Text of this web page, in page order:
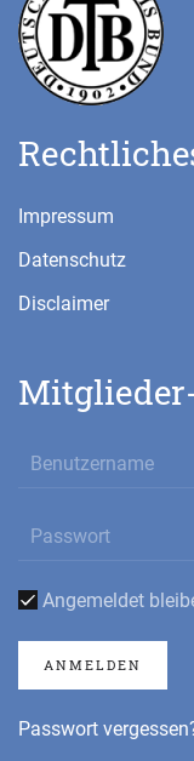
Impressum
Datenschutz
Disclaimer
Angemeldet
ANMELDEN
Passwort